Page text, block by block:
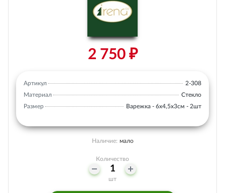
2 750 ₽
Артикул
2-308
Материал
Стекло
Размер
Варежка - 6х4,5х3см - 2шт
Наличие: мало
Количество
шт